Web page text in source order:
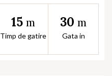
15 m
Timp de gatire
30 m
Gata in